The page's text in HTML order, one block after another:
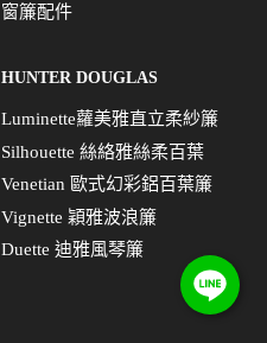
窗簾配件
HUNTER DOUGLAS
Luminette蘿美雅直立柔紗簾
Silhouette 絲絡雅絲柔百葉
Venetian 歐式幻彩鋁百葉簾
Vignette 穎雅波浪簾
Duette 迪雅風琴簾